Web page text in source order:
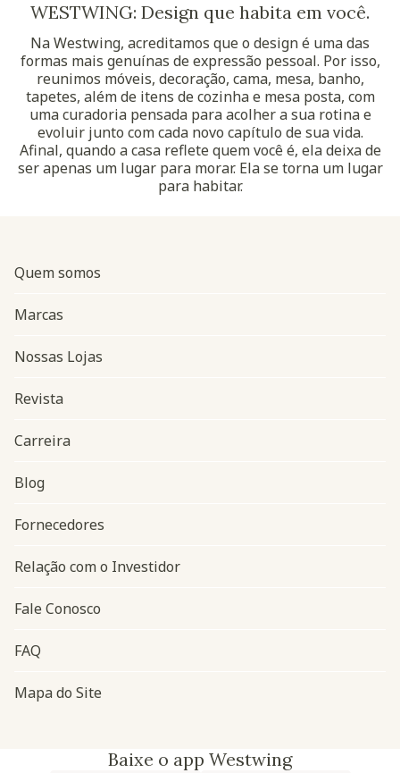
WESTWING: Design que habita em você.
Na Westwing, acreditamos que o design é uma das
formas mais genuínas de expressão pessoal. Por isso,
reunimos móveis, decoração, cama, mesa, banho,
tapetes, além de itens de cozinha e mesa posta, com
uma curadoria pensada para acolher a sua rotina e
evoluir junto com cada novo capítulo de sua vida.
Afinal, quando a casa reflete quem você é, ela deixa de
ser apenas um lugar para morar. Ela se torna um lugar
para habitar.
Navegação do rodapé
Quem somos
Marcas
Nossas Lojas
Revista
Carreira
Blog
Fornecedores
Relação com o Investidor
Fale Conosco
FAQ
Mapa do Site
Baixe o app Westwing